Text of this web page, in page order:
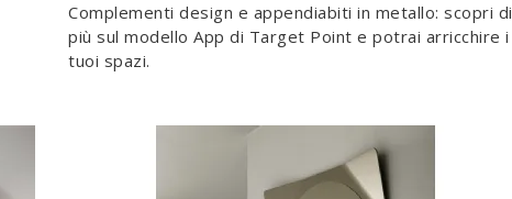
Complementi design e appendiabiti in metallo: scopri di
più sul modello App di Target Point e potrai arricchire i
tuoi spazi.